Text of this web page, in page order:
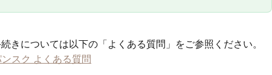
きについては以下の「よくある質問」をご参照ください。
スク よくある質問